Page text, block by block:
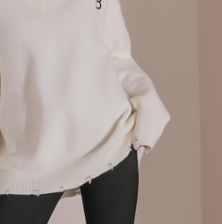
masa transaksi. Hasil daripada pembelian
dipindahkan oleh peniaga kepada
membuat pembayaran mengikut
bil Syarikat.
kontrak yang terjalin melalui persetujuan
akan memberikan maklumat peribadi
telefon, atau alamat) kepada Syarikat bagi
dan penggunaan data yang
ansuran, termasuk pengesahan,
sila rujuk pautan berikut:
class="link revert-
Bayar Kemudian disediakan oleh NP
membuat bil kepada pengguna. AFTEE
yang dikumpul (termasuk nama
no. telefon, alamat penerima) untuk
Sila rujuk kepada "Penyata Pengumpulan
Penggunaan"
) untuk maklumat lanjut.
pengguna kali pertama yang lulus
Jika pengguna tidak membuat
yuran pembayaran lewat sebanyak
Pengguna bawah umur dikehendaki
ibu bapa atau penjaga yang sah
percuma untuk pesanan
Kadar Penghantaran